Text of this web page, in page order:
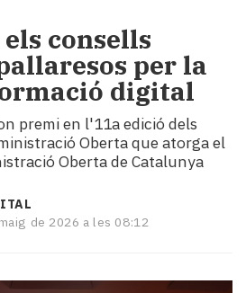
consells
per la
digital
premi en l'11a edició dels
Oberta que atorga el
Oberta de Catalunya
de 2026 a les 08:12